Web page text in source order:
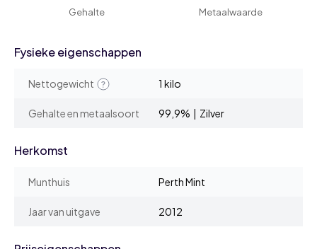
Gehalte Metaalwaarde
Fysieke eigenschappen
Nettogewicht 1 kilo
Gehalte en metaalsoort 99,9% | Zilver
Herkomst
Munthuis Perth Mint
Jaar van uitgave 2012